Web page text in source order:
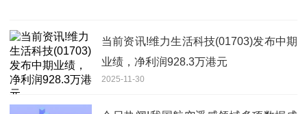
当前资讯!维力生活科技(01703)发布中期
业绩，净利润928.3万港元
2025-11-30